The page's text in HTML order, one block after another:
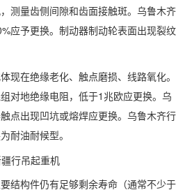
测量齿侧间隙和齿面接触斑。乌鲁木齐
应予更换。制动器制动轮表面出现裂纹
现在绝缘老化、触点磨损、线路氧化。
对地绝缘电阻，低于1兆欧应更换。乌
点出现凹坑或熔焊应更换。乌鲁木齐行
耐油耐候型。
结构件仍有足够剩余寿命（通常不少于